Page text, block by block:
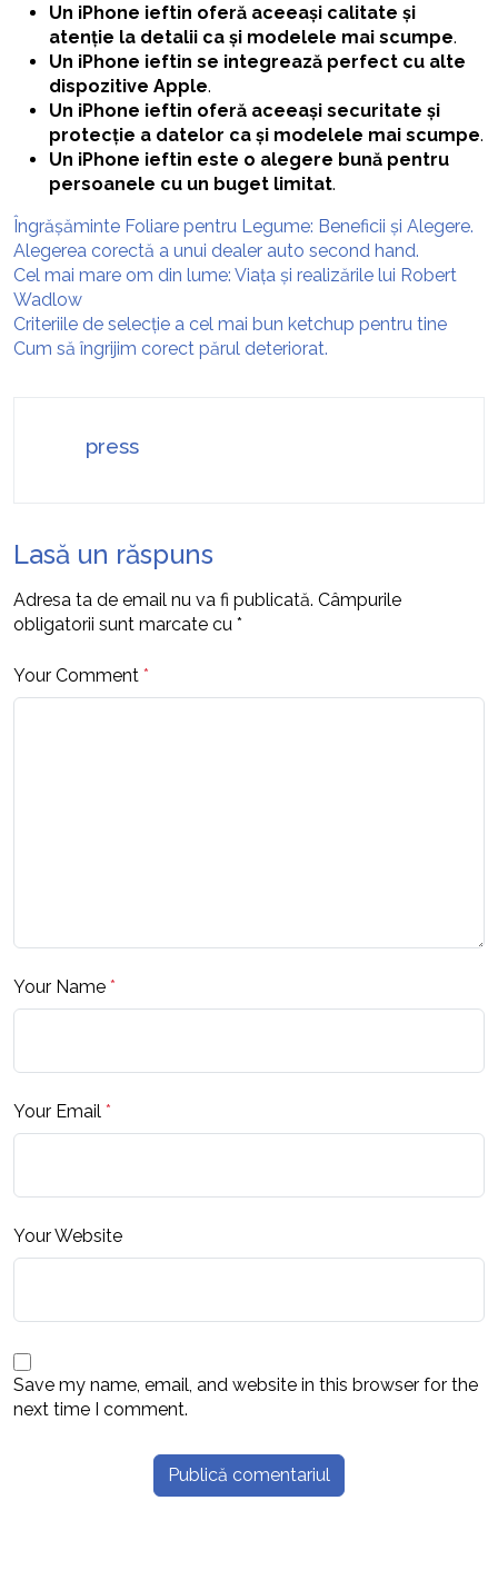
Un iPhone ieftin oferă aceeași calitate și
atenție la detalii ca și modelele mai scumpe.
Un iPhone ieftin se integrează perfect cu alte
dispozitive Apple.
Un iPhone ieftin oferă aceeași securitate și
protecție a datelor ca și modelele mai scumpe.
Un iPhone ieftin este o alegere bună pentru
persoanele cu un buget limitat.
Îngrășăminte Foliare pentru Legume: Beneficii și Alegere.
Alegerea corectă a unui dealer auto second hand.
Cel mai mare om din lume: Viața și realizările lui Robert
Wadlow
Criteriile de selecție a cel mai bun ketchup pentru tine
Cum să îngrijim corect părul deteriorat.
press
Lasă un răspuns
Adresa ta de email nu va fi publicată. Câmpurile
obligatorii sunt marcate cu *
Your Comment *
Your Name *
Your Email *
Your Website
Save my name, email, and website in this browser for the
next time I comment.